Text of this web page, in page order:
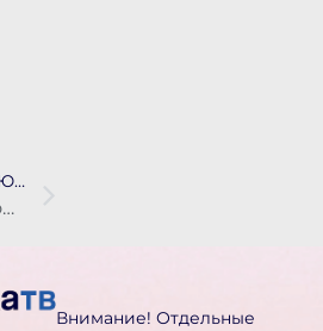
СЛЕДУЮЩАЯ НОВОСТЬ
Все почтовые отправления вывезены в с. Каменское Пенжинского района
Внимание! Отдельные